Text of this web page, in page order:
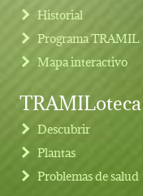
Historial
Programa TRAMIL
Mapa interactivo
TRAMILoteca
Descubrir
Plantas
Problemas de salud